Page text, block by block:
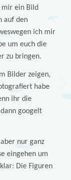
ein Bild
auf den
ich mir
um euch die
zu bringen.
Bilder zeigen,
habe
ihr die
googelt
nur ganz
eingehen um
Die Figuren